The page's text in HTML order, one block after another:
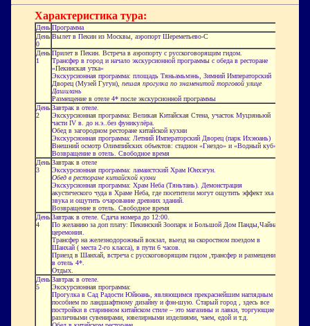
Характеристика тура:
ДеньПрограмма
День
0
Вылет в Пекин из Москвы, аэропорт Шереметьево-С
День
1
Прилет в Пекин. Встреча в аэропорту с русскоговорящим гидом.
Трансфер в город и начало экскурсионной программы с обеда в ресторане
«Пекинская утка»
Экскурсионная программа: площадь Тяньамьмэнь, Зимний Императорский
Дворец (Музей Гугун), пешая прогулка по знаменитой торговой улице
Дашилань
Размещение в отеле 4* после экскурсионной программы
День
2
Завтрак в отеле.
Экскурсионная программа: Великая Китайская Стена, участок Муцзяньюй
части IV в. до н.э..без фуникулёра.
Обед в загородном ресторане китайской кухни
Экскурсионная программа: Летний Императорский Дворец (парк Ихэюань)
Внешний осмотр Олимпийских объектов: стадион «Гнездо» и «Водный куб»
Возвращение в отель. Свободное время
День
3
Завтрак в отеле
Экскурсионная программа: ламаистский Храм Юнхэгун.
Обед в ресторане китайской кухни
Экскурсионная программа: Храм Неба (Тяньтань). Демонстрация
акустического чуда в Храме Неба, где посетители могут ощутить эффект эха
звука и ощутить очарование древних зданий.
Возвращение в отель. Свободное время
День
4
Завтрак в отеле. Сдача номера до 12:00.
По желанию за доп плату: Пекинский Зоопарк и Большой Дом Панды,Чайная
церемония.
Трансфер на железнодорожный вокзал, выезд на скоростном поездом в
Шанхай ( места 2-го класса), в пути 6 часов.
Приезд в Шанхай, встреча с русскоговорящим гидом ,трансфер и размещение
в отель 4*.
Отдых.
День
5
Завтрак в отеле.
Экскурсионная программа:
Прогулка в Сад Радости Юйюань, являющимся прекраснейшим наглядным
пособием по ландшафтному дизайну и фэн-шую. Старый город , здесь все
постройки в старинном китайском стиле – это магазины и лавки, торгующие
различными сувенирами, ювелирными изделиями, чаем, едой и т.д.